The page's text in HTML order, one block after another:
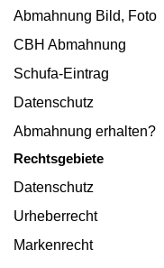
Abmahnung Bild, Foto
CBH Abmahnung
Schufa-Eintrag
Datenschutz
Abmahnung erhalten?
Rechtsgebiete
Datenschutz
Urheberrecht
Markenrecht